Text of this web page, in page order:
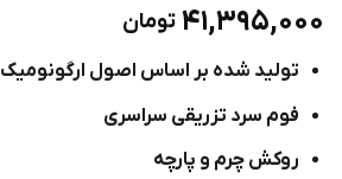
۴
از ۵
مشتری
۴۱,۳۹۵,۰۰۰ تومان
تولید شده بر اساس اصول ارگونومیک
فوم سرد تزریقی سراسری
روکش چرم و پارچه